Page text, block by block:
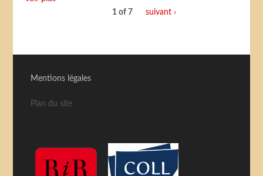
1 of 7
suivant ›
Mentions légales
Plan du site